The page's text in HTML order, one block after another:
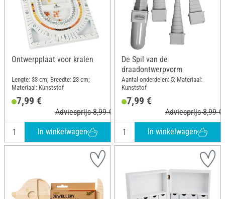
Ontwerpplaat voor kralen
Lengte: 33 cm; Breedte: 23 cm;
Materiaal: Kunststof
7,99 €
Adviesprijs 8,99 €
In winkelwagen
De Spil van de
draadontwerpvorm
Aantal onderdelen: 5; Materiaal:
Kunststof
7,99 €
Adviesprijs 8,99 €
In winkelwagen